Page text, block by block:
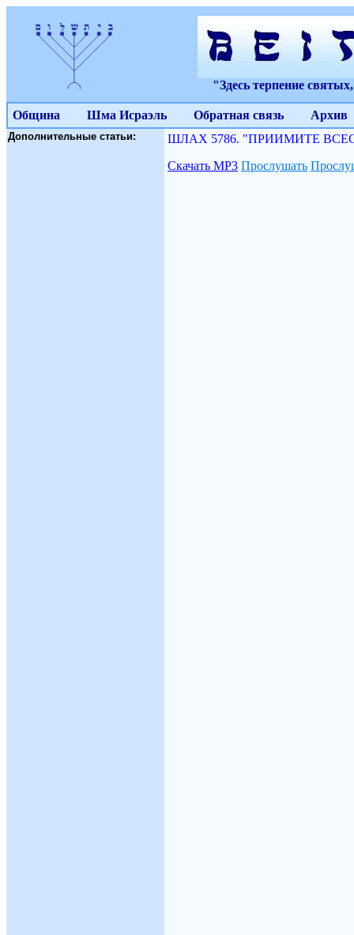
"Здесь терпение
Община Шма Исраэль Обратная связь Архив
Дополнительные статьи:
ШЛАХ 5786. "ПРИИМИТЕ
Скачать МР3 Прослушать